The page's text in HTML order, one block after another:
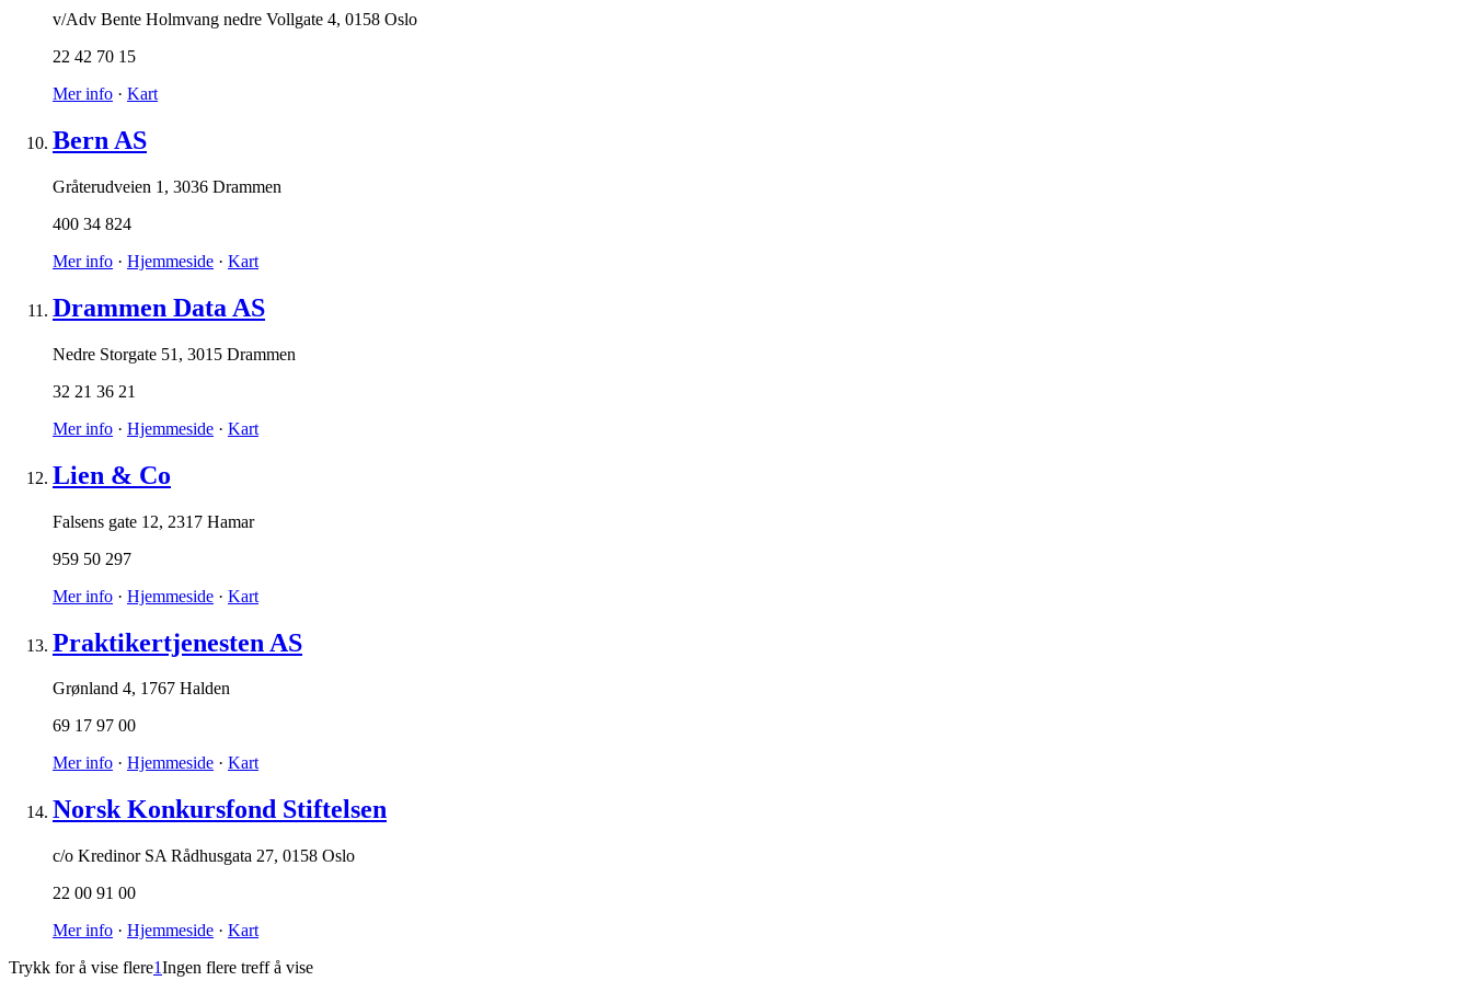
v/Adv Bente Holmvang nedre Vollgate 4, 0158 Oslo
22 42 70 15
Mer info · Kart
Bern AS
Gråterudveien 1 , 3036 Drammen
400 34 824
Mer info · Hjemmeside · Kart
Drammen Data AS
Nedre Storgate 51 , 3015 Drammen
32 21 36 21
Mer info · Hjemmeside · Kart
Lien & Co
Falsens gate 12, 2317 Hamar
959 50 297
Mer info · Hjemmeside · Kart
Praktikertjenesten AS
Grønland 4, 1767 Halden
69 17 97 00
Mer info · Hjemmeside · Kart
Norsk Konkursfond Stiftelsen
c/o Kredinor SA Rådhusgata 27, 0158 Oslo
22 00 91 00
Mer info · Hjemmeside · Kart
Trykk for å vise flere1Ingen flere treff å vise